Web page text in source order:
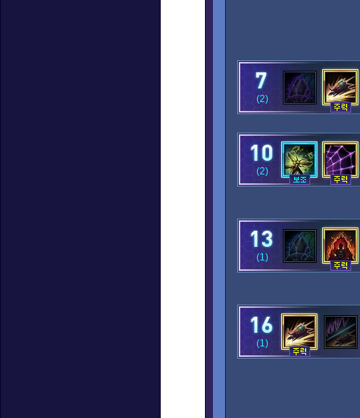
(2)
(2)
(1)
(1)